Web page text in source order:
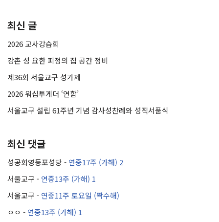
최신 글
2026 교사강습회
강촌 성 요한 피정의 집 공간 정비
제36회 서울교구 성가제
2026 워십투게더 ‘연합’
서울교구 설립 61주년 기념 감사성찬례와 성직서품식
최신 댓글
성공회영등포성당 - 연중17주 (가해) 2
서울교구 - 연중13주 (가해) 1
서울교구 - 연중11주 토요일 (짝수해)
ㅇㅇ - 연중13주 (가해) 1